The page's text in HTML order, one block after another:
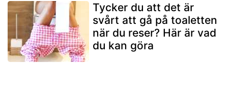
Tycker du att det är
svårt att gå på toaletten
när du reser? Här är vad
du kan göra